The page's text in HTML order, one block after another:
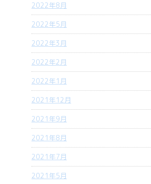
2022年8月
2022年5月
2022年3月
2022年2月
2022年1月
2021年12月
2021年9月
2021年8月
2021年7月
2021年5月